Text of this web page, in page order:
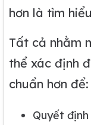
hơn là tìm
Tất cả nhằm
thể xác định
chuẩn hơn để:
Quyết